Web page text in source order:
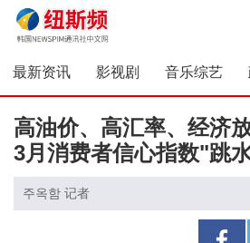
最新资讯 影视剧 音乐综艺
高油价、高汇率、经济
3月消费者信心指数"跳
주옥함 记者